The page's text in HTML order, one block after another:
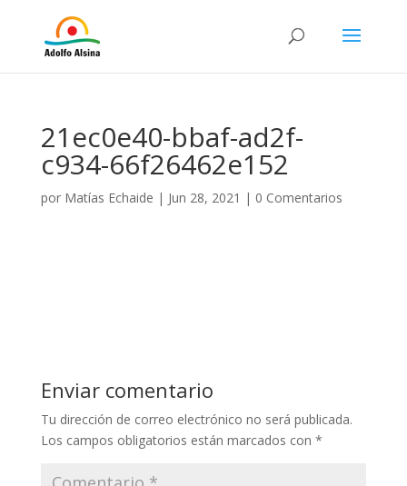
21ec0e40-bbaf-ad2f-
c934-66f26462e152
por Matías Echaide | Jun 28, 2021 | 0 Comentarios
Enviar comentario
Tu dirección de correo electrónico no será publicada.
Los campos obligatorios están marcados con *